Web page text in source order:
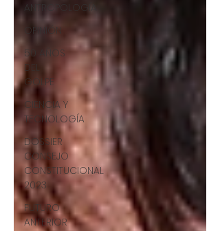
ANTROPOLOGÍA
OPINIÓN
50 AÑOS
DEL
GOLPE
CIENCIA Y
TECNOLOGÍA
DOSSIER
CONSEJO
CONSTITUCIONAL
2023
FUTURO
ANTERIOR